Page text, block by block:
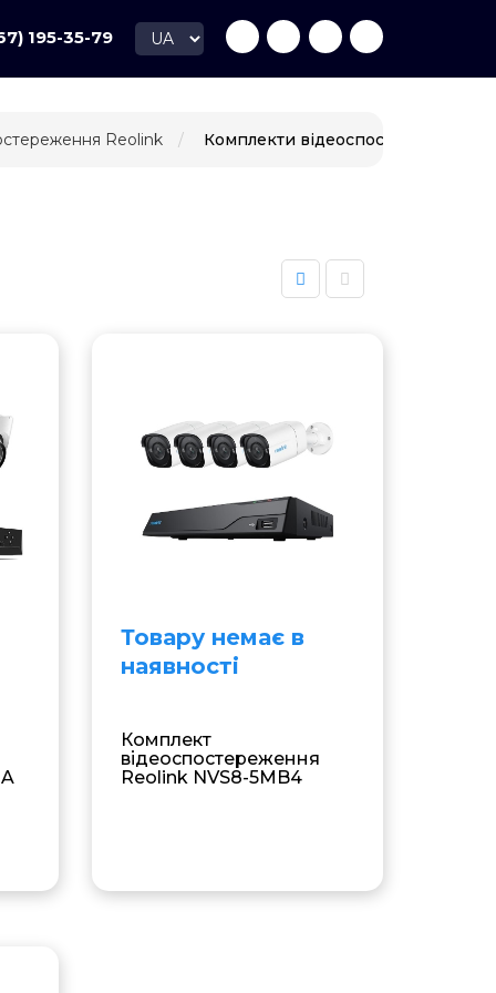
195-35-79
Reolink Комплекти відеоспостереження
Товару немає в
наявностi
Комплект
відеоспостереження
Reolink NVS8-5MB4